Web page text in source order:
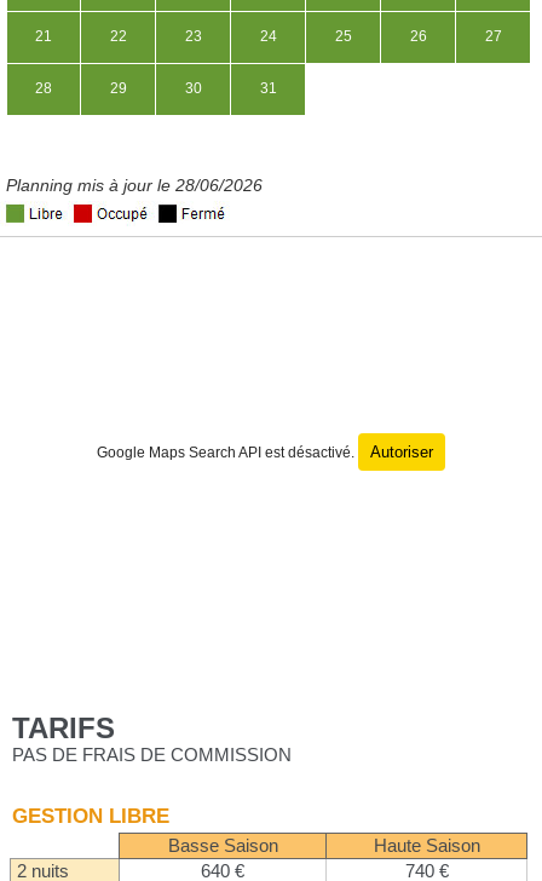
21 22 23 24 25 26 27
28 29 30 31
Planning mis à jour le 28/06/2026
Google Maps Search API est désactivé. Autoriser
TARIFS
PAS DE FRAIS DE COMMISSION
GESTION LIBRE
Basse Saison
Haute Saison
2 nuits
640 €
740 €